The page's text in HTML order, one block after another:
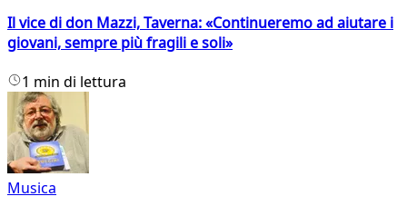
Il vice di don Mazzi, Taverna: «Continueremo ad aiutare i
giovani, sempre più fragili e soli»
1 min di lettura
Musica